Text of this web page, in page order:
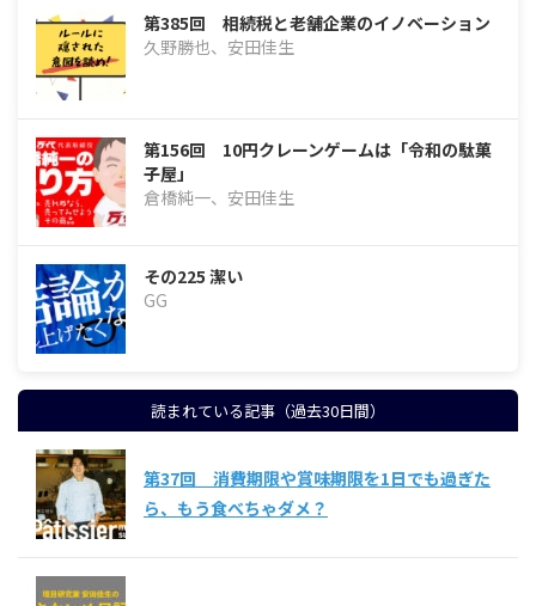
第385回 相続税と老舗企業のイノベーション
久野勝也、安田佳生
第156回 10円クレーンゲームは「令和の駄菓
子屋」
倉橋純一、安田佳生
その225 潔い
GG
読まれている記事（過去30日間）
第37回 消費期限や賞味期限を1日でも過ぎた
ら、もう食べちゃダメ？